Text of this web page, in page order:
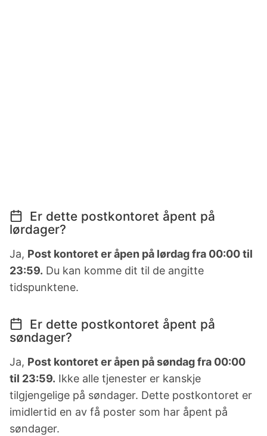
Er dette postkontoret åpent på
lørdager?
Ja, Post kontoret er åpen på lørdag fra 00:00 til
23:59. Du kan komme dit til de angitte
tidspunktene.
Er dette postkontoret åpent på
søndager?
Ja, Post kontoret er åpen på søndag fra 00:00
til 23:59. Ikke alle tjenester er kanskje
tilgjengelige på søndager. Dette postkontoret er
imidlertid en av få poster som har åpent på
søndager.